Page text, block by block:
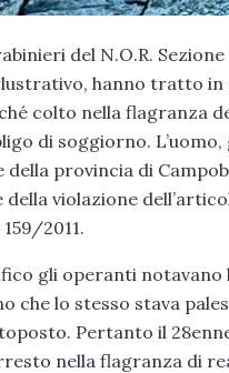
del N.O.R.
hanno tratto in
colto nella flagranza
di soggiorno.
della provincia di
violazione
2011.
gli operanti notavano
che lo stesso stava
Pertanto il
nella flagranza di